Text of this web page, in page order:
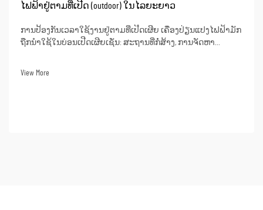
ໄຟຟ້າຢູ່ຕາມທີ່ເປີດ (outdoor) ໃນໄລຍະຍາວ
ການປ້ອງກັນເວລາໃຊ້ງານຢູ່ຕາມທີ່ເປີດເຜີຍ ເຄື່ອງປ່ຽນແປງໄຟຟ້າມັກ
ຖືກນຳໃຊ້ໃນບ່ອນເປີດເຜີຍເຊັ່ນ: ສະຖານທີ່ກໍ່ສ້າງ, ການຈັດຫາ
View More